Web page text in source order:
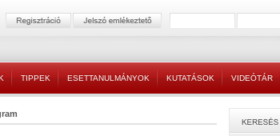
TIPPEK ESETTANULMÁNYOK KUTATÁSOK VIDEÓTÁR